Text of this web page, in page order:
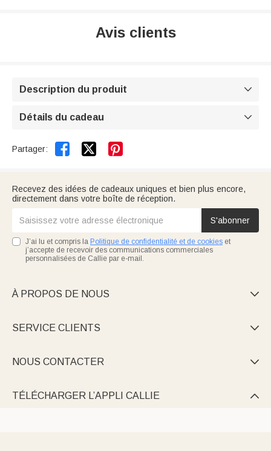
Avis clients
Description du produit 
Détails du cadeau 
Partager:  
Recevez des idées de cadeaux uniques et bien plus encore,
directement dans votre boîte de réception.
S'abonner
J’ai lu et compris la Politique de confidentialité et de cookies et
j’accepte de recevoir des communications commerciales
personnalisées de Callie par e-mail.
À PROPOS DE NOUS 
SERVICE CLIENTS 
NOUS CONTACTER 
TÉLÉCHARGER L’APPLI CALLIE 